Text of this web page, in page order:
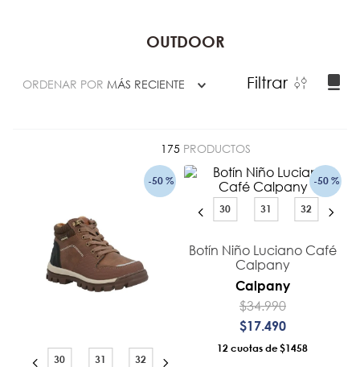
OUTDOOR
ORDENAR POR MÁS RECIENTE Filtrar
175 PRODUCTOS
-50 %
30 31 32
-50 %
30 31 32
Botín Niño Luciano Café
Calpany
Calpany
$34.990
$17.490
12 $1458